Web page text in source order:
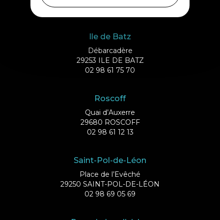
02 98 69 43 01
Ile de Batz
Débarcadère
29253 ILE DE BATZ
02 98 61 75 70
Roscoff
Quai d’Auxerre
29680 ROSCOFF
02 98 61 12 13
Saint-Pol-de-Léon
Place de l’Evêché
29250 SAINT-POL-DE-LÉON
02 98 69 05 69